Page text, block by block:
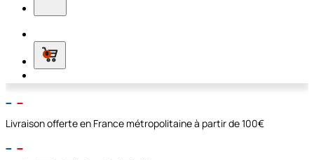
0
Livraison offerte en France métropolitaine à partir de 100€